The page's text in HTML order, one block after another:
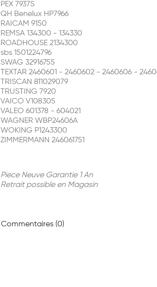
PEX 7937S
QH Benelux HP7966
RAICAM 9150
REMSA 134300 - 134330
ROADHOUSE 2134300
sbs 1501224796
SWAG 32916755
TEXTAR 2460601 - 2460602 - 2460606 -
TRISCAN 811029079
TRUSTING 7920
VAICO V108305
VALEO 601378 - 604021
WAGNER WBP24606A
WOKING P1243300
ZIMMERMANN 246061751
Piece Neuve Garantie 1 An
Retrait possible en Magasin
Commentaires (0)